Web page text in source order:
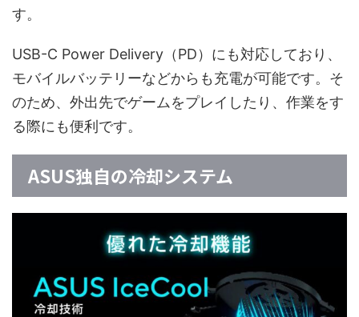
す。
USB-C Power Delivery（PD）にも対応しており、
モバイルバッテリーなどからも充電が可能です。そ
のため、外出先でゲームをプレイしたり、作業をす
る際にも便利です。
ASUS独自の冷却システム